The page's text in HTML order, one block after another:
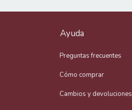
Ayuda
Preguntas frecuentes
Cómo comprar
Cambios y devoluciones